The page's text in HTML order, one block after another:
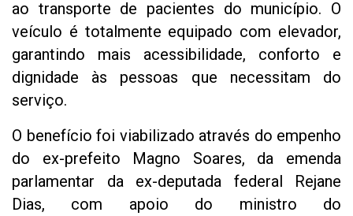
ao transporte de pacientes do município. O
veículo é totalmente equipado com elevador,
garantindo mais acessibilidade, conforto e
dignidade às pessoas que necessitam do
serviço.
O benefício foi viabilizado através do empenho
do ex-prefeito Magno Soares, da emenda
parlamentar da ex-deputada federal Rejane
Dias, com apoio do ministro do